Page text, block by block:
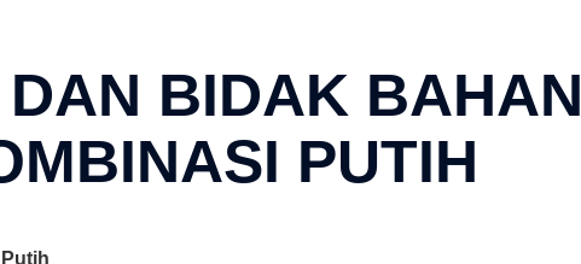
BIDAK BAHAN
PUTIH